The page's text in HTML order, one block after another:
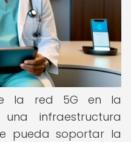
la red 5G en la
infraestructura
pueda soportar la